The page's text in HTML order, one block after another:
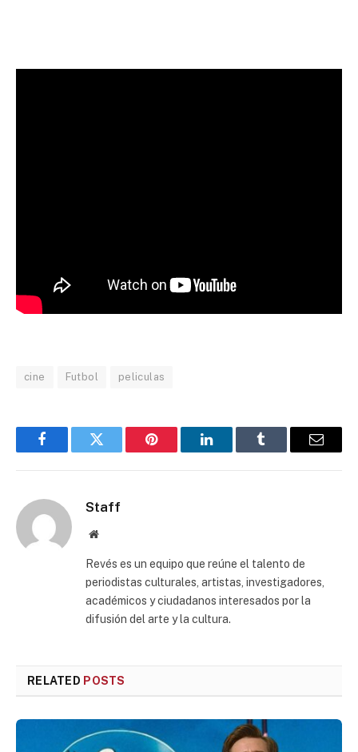
cine Futbol peliculas
FacebookTwitter Pinterest LinkedInTumblr Email
Staff
Website
Revés es un equipo que reúne el talento de
periodistas culturales, artistas, investigadores,
académicos y ciudadanos interesados por la
difusión del arte y la cultura.
RELATED POSTS